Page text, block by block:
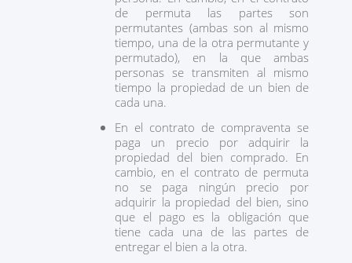
de permuta las partes son
permutantes (ambas son al mismo
tiempo, una de la otra permutante y
permutado), en la que ambas
personas se transmiten al mismo
tiempo la propiedad de un bien de
cada una.
En el contrato de compraventa se
paga un precio por adquirir la
propiedad del bien comprado. En
cambio, en el contrato de permuta
no se paga ningún precio por
adquirir la propiedad del bien, sino
que el pago es la obligación que
tiene cada una de las partes de
entregar el bien a la otra.